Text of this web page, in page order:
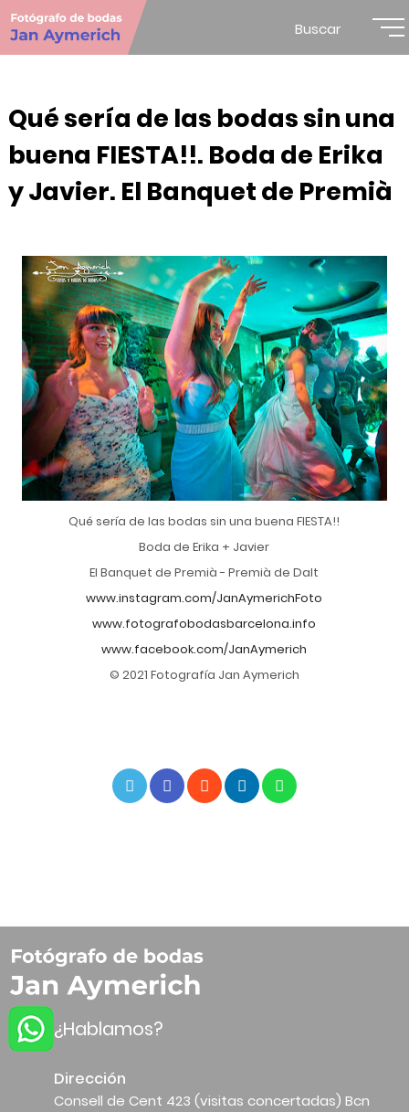
Buscar
Qué sería de las bodas sin una
buena FIESTA!!. Boda de Erika
y Javier. El Banquet de Premià
Qué sería de las bodas sin una buena FIESTA!!
Boda de Erika + Javier
El Banquet de Premià - Premià de Dalt
www.instagram.com/JanAymerichFoto
www.fotografobodasbarcelona.info
www.facebook.com/JanAymerich
© 2021 Fotografía Jan Aymerich
¿Hablamos?
Dirección
Consell de Cent 423 (visitas concertadas) Bcn